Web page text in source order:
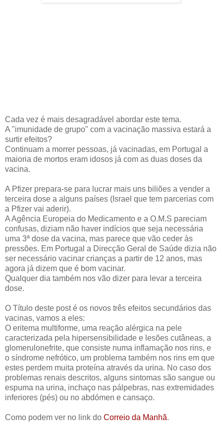
Cada vez é mais desagradável abordar este tema.
A "imunidade de grupo" com a vacinação massiva estará a
surtir efeitos?
Continuam a morrer pessoas, já vacinadas, em Portugal a
maioria de mortos eram idosos já com as duas doses da
vacina.
A Pfizer prepara-se para lucrar mais uns biliões a vender a
terceira dose a alguns países (Israel que tem parcerias com
a Pfizer vai aderir).
A Agência Europeia do Medicamento e a O.M.S pareciam
confusas, diziam não haver indícios que seja necessária
uma 3ª dose da vacina, mas parece que vão ceder às
pressões. Em Portugal a Direcção Geral de Saúde dizia não
ser necessário vacinar crianças a partir de 12 anos, mas
agora já dizem que é bom vacinar.
Qualquer dia também nos vão dizer para levar a terceira
dose.
O Título deste post é os novos três efeitos secundários das
vacinas, vamos a eles:
O eritema multiforme, uma reação alérgica na pele
caracterizada pela hipersensibilidade e lesões cutâneas, a
glomerulonefrite, que consiste numa inflamação nos rins, e
o síndrome nefrótico, um problema também nos rins em que
estes perdem muita proteína através da urina. No caso dos
problemas renais descritos, alguns sintomas são sangue ou
espuma na urina, inchaço nas pálpebras, nas extremidades
inferiores (pés) ou no abdómen e cansaço.
Como podem ver no link do Correio da Manhã.